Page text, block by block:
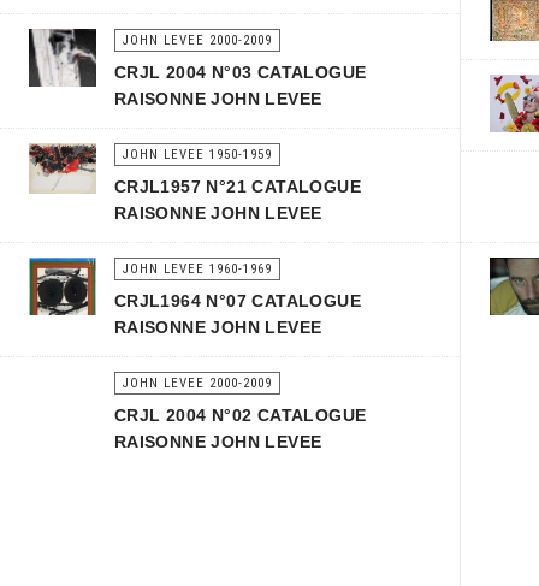
JOHN LEVEE 2000-2009
CRJL 2004 N°03 CATALOGUE
RAISONNE JOHN LEVEE
JOHN LEVEE 1950-1959
CRJL1957 N°21 CATALOGUE
RAISONNE JOHN LEVEE
JOHN LEVEE 1960-1969
CRJL1964 N°07 CATALOGUE
RAISONNE JOHN LEVEE
JOHN LEVEE 2000-2009
CRJL 2004 N°02 CATALOGUE
RAISONNE JOHN LEVEE